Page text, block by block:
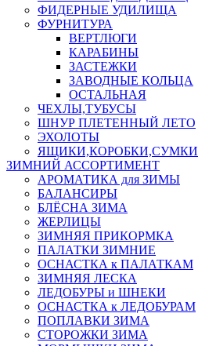
ФИДЕРНЫЕ УДИЛИЩА
ФУРНИТУРА
ВЕРТЛЮГИ
КАРАБИНЫ
ЗАСТЕЖКИ
ЗАВОДНЫЕ КОЛЬЦА
ОСТАЛЬНАЯ
ЧЕХЛЫ,ТУБУСЫ
ШНУР ПЛЕТЕННЫЙ ЛЕТО
ЭХОЛОТЫ
ЯЩИКИ,КОРОБКИ,СУМКИ
ЗИМНИЙ АССОРТИМЕНТ
АРОМАТИКА для ЗИМЫ
БАЛАНСИРЫ
БЛЁСНА ЗИМА
ЖЕРЛИЦЫ
ЗИМНЯЯ ПРИКОРМКА
ПАЛАТКИ ЗИМНИЕ
ОСНАСТКА к ПАЛАТКАМ
ЗИМНЯЯ ЛЕСКА
ЛЕДОБУРЫ и ШНЕКИ
ОСНАСТКА к ЛЕДОБУРАМ
ПОПЛАВКИ ЗИМА
СТОРОЖКИ ЗИМА